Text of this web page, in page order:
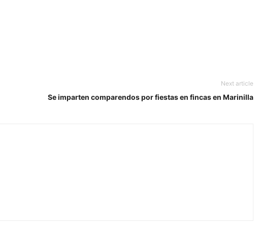
Next article
Se imparten comparendos por fiestas en fincas en Marinilla